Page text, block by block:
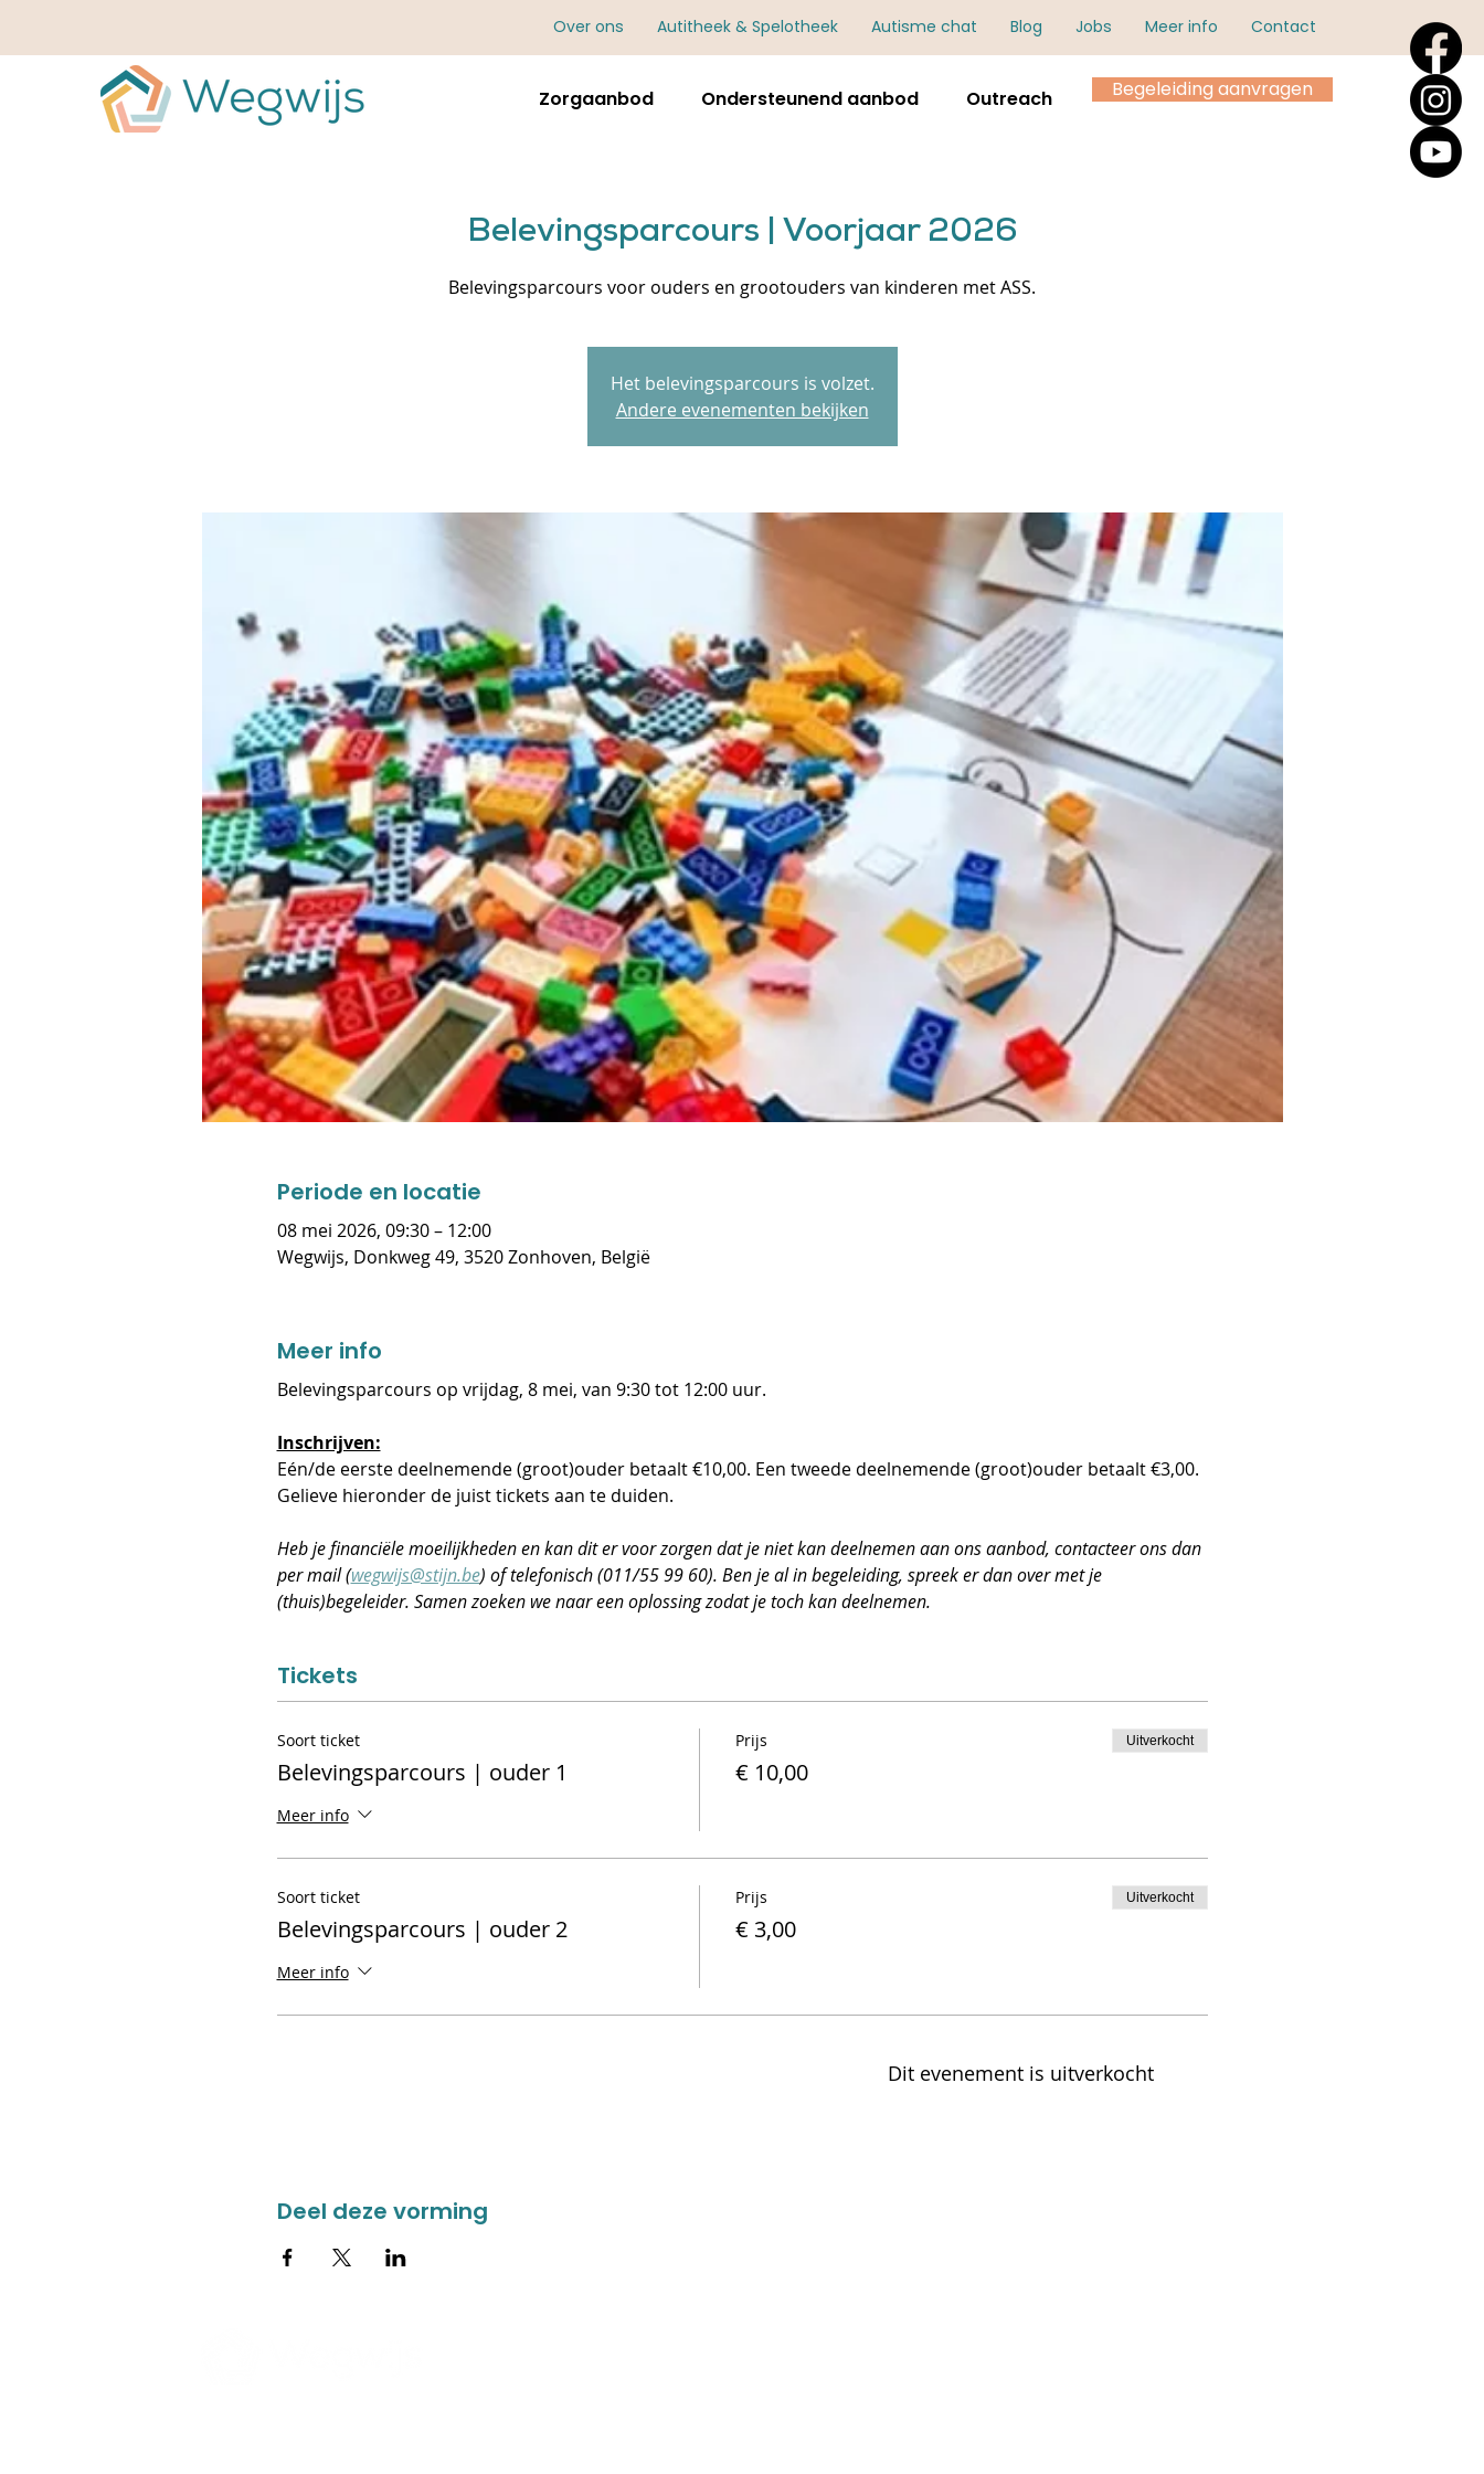
Over ons Autitheek & Spelotheek Autisme chat Blog Jobs Meer info Contact
Zorgaanbod Ondersteunend aanbod Outreach Begeleiding aanvragen
Belevingsparcours | Voorjaar 2026
Belevingsparcours voor ouders en grootouders van kinderen met ASS.
Het belevingsparcours is volzet.
Andere evenementen bekijken
Periode en locatie
08 mei 2026, 09:30 – 12:00
Wegwijs, Donkweg 49, 3520 Zonhoven, België
Meer info
Belevingsparcours op vrijdag, 8 mei, van 9:30 tot 12:00 uur.
Inschrijven:
Eén/de eerste deelnemende (groot)ouder betaalt €10,00. Een tweede deelnemende (groot)ouder betaalt €3,00.
Gelieve hieronder de juist tickets aan te duiden.
​Heb je financiële moeilijkheden en kan dit er voor zorgen dat je niet kan deelnemen aan ons aanbod, contacteer ons dan
per mail (wegwijs@stijn.be) of telefonisch (011/55 99 60). Ben je al in begeleiding, spreek er dan over met je
(thuis)begeleider. Samen zoeken we naar een oplossing zodat je toch kan deelnemen.
Tickets
Soort ticket
Belevingsparcours | ouder 1
Meer info
Prijs
€ 10,00
Uitverkocht
Soort ticket
Belevingsparcours | ouder 2
Meer info
Prijs
€ 3,00
Uitverkocht
Dit evenement is uitverkocht
Deel deze vorming